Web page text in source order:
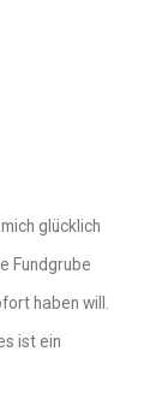
glücklich
Fundgrube
haben will.
ist ein